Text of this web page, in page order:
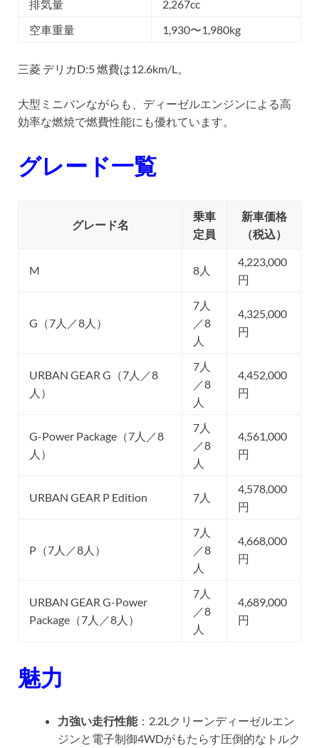
排気量
2,267cc
空車重量
1,930〜1,980kg
三菱 デリカD:5 燃費は12.6km/L。
大型ミニバンながらも、ディーゼルエンジンによる高
効率な燃焼で燃費性能にも優れています。
グレード一覧
グレード名
乗車
定員
新車価格
（税込）
M 8人
4,223,000
円
G（7人／8人）
7人
／8
人
4,325,000
円
URBAN GEAR G（7人／8
人）
7人
／8
人
4,452,000
円
G-Power Package（7人／8
人）
7人
／8
人
4,561,000
円
URBAN GEAR P Edition 7人
4,578,000
円
P（7人／8人）
7人
／8
人
4,668,000
円
URBAN GEAR G-Power
Package（7人／8人）
7人
／8
人
4,689,000
円
魅力
力強い走行性能：2.2Lクリーンディーゼルエン
ジンと電子制御4WDがもたらす圧倒的なトルク